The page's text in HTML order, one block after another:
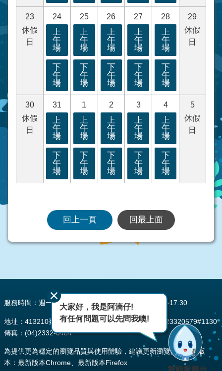
23
休假
日
24
上
午
場
下
午
場
25
上
午
場
下
午
場
26
上
午
場
下
午
場
27
上
午
場
下
午
場
28
上
午
場
下
午
場
29
休假
日
30
休假
日
31
上
午
場
下
午
場
1
上
午
場
下
午
場
2
上
午
場
下
午
場
3
上
午
場
下
午
場
4
上
午
場
下
午
場
5
休假
日
回上一頁 回最上面
服務時間：週一至週五 AM08:00~12:00 PM13:30~17:30
地址：413210臺中市霧峰區峰堤路195號 電話：(04)23320579#1130
傳真：(04)2332-0484
為提供更為穩定的瀏覽品質與使用體驗，建議更新瀏覽器至以下版
本：最新版本Chrome、最新版本Firefox
大家好，我是阿滴仔!
有任何問題可以先問我噢!
智能服務台